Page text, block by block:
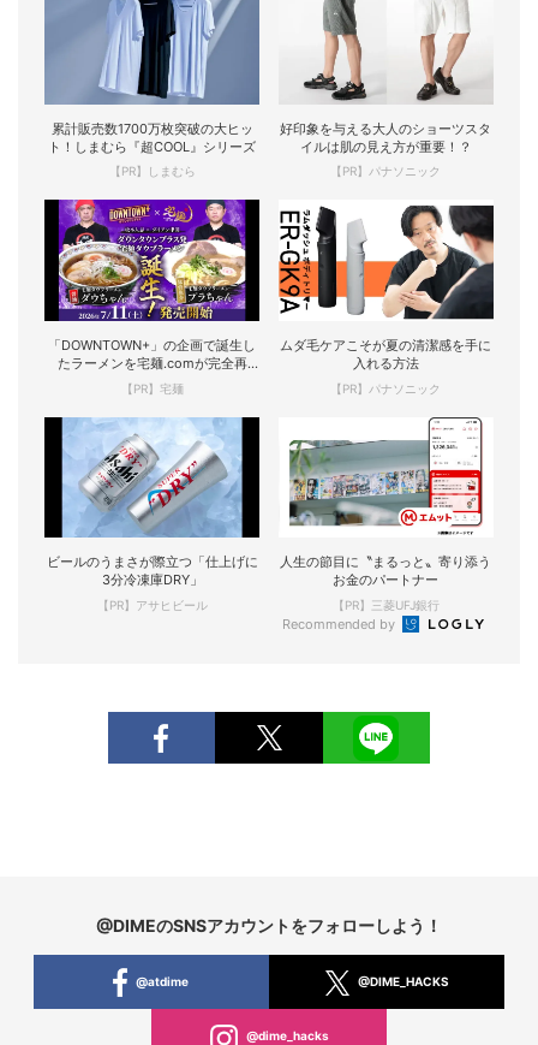
累計販売数1700万枚突破の大ヒッ
ト！しまむら『超COOL』シリーズ
【PR】しまむら
好印象を与える大人のショーツスタ
イルは肌の見え方が重要！？
【PR】パナソニック
「DOWNTOWN+」の企画で誕生し
たラーメンを宅麺.comが完全再
現！
【PR】宅麺
ムダ毛ケアこそが夏の清潔感を手に
入れる方法
【PR】パナソニック
ビールのうまさが際立つ「仕上げに
3分冷凍庫DRY」
【PR】アサヒビール
人生の節目に〝まるっと〟寄り添う
お金のパートナー
【PR】三菱UFJ銀行
Recommended by
@DIMEのSNSアカウントをフォローしよう！
@atdime @DIME_HACKS
@dime_hacks